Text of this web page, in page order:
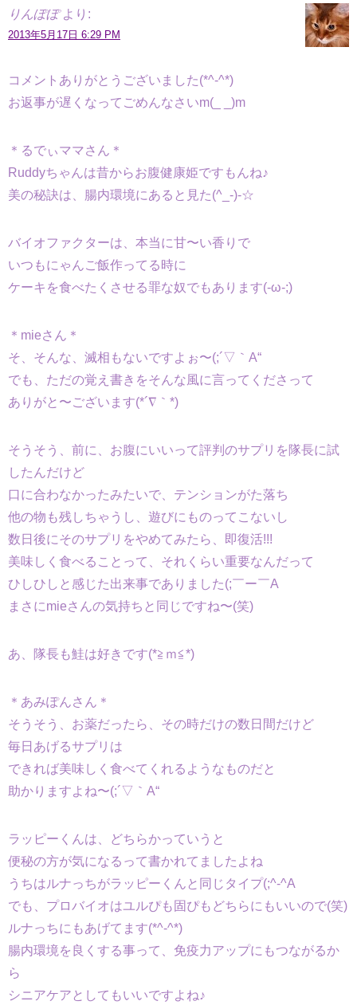
りんぽぽ より:
2013年5月17日 6:29 PM
コメントありがとうございました(*^-^*)
お返事が遅くなってごめんなさいm(_ _)m
＊るでぃママさん＊
Ruddyちゃんは昔からお腹健康姫ですもんね♪
美の秘訣は、腸内環境にあると見た(^_-)-☆
バイオファクターは、本当に甘〜い香りで
いつもにゃんご飯作ってる時に
ケーキを食べたくさせる罪な奴でもあります(-ω-;)
＊mieさん＊
そ、そんな、滅相もないですよぉ〜(;´▽｀A“
でも、ただの覚え書きをそんな風に言ってくださって
ありがと〜ございます(*´∇｀*)
そうそう、前に、お腹にいいって評判のサプリを隊長に試
したんだけど
口に合わなかったみたいで、テンションがた落ち
他の物も残しちゃうし、遊びにものってこないし
数日後にそのサプリをやめてみたら、即復活!!!
美味しく食べることって、それくらい重要なんだって
ひしひしと感じた出来事でありました(;￣ー￣A
まさにmieさんの気持ちと同じですね〜(笑)
あ、隊長も鮭は好きです(*≧ｍ≦*)
＊あみぽんさん＊
そうそう、お薬だったら、その時だけの数日間だけど
毎日あげるサプリは
できれば美味しく食べてくれるようなものだと
助かりますよね〜(;´▽｀A“
ラッピーくんは、どちらかっていうと
便秘の方が気になるって書かれてましたよね
うちはルナっちがラッピーくんと同じタイプ(;^-^A
でも、プロバイオはユルぴも固ぴもどちらにもいいので(笑)
ルナっちにもあげてます(*^-^*)
腸内環境を良くする事って、免疫力アップにもつながるか
ら
シニアケアとしてもいいですよね♪